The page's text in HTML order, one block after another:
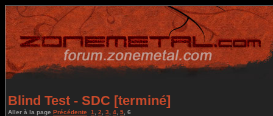
Blind Test - SDC [terminé]
Aller à la page Précédente 1 2 3 4 5 6